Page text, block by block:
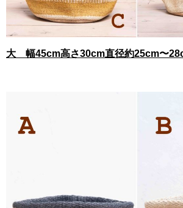
大 幅45cm高さ30cm直径約25cm〜